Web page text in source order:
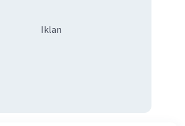
Iklan